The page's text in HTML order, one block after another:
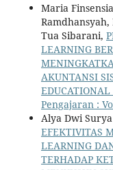
Maria
Ramdhansyah,
Tua Sibarani,
LEARNING
AKUNTANSI
Pengajaran :
Alya Dwi
EFEKTIVITAS
LEARNING
TERHADAP